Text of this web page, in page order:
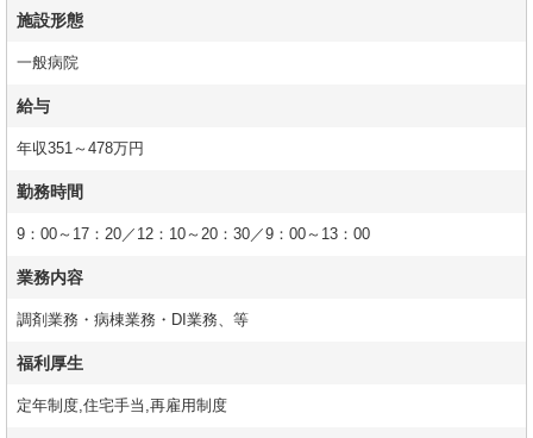
施設形態
一般病院
給与
年収351～478万円
勤務時間
9：00～17：20／12：10～20：30／9：00～13：00
業務内容
調剤業務・病棟業務・DI業務、等
福利厚生
定年制度,住宅手当,再雇用制度